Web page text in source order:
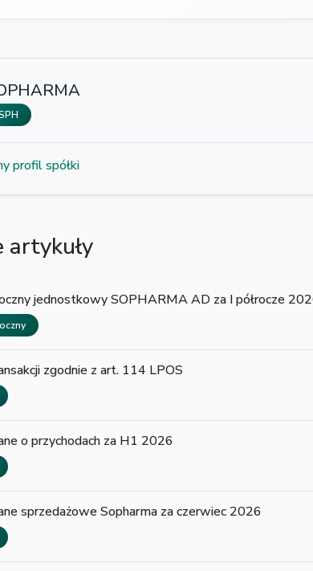
profil spółki
artykuły
jednostkowy SOPHARMA AD za I półrocze
zgodnie z art. 114 LPOS
o przychodach za H1 2026
sprzedażowe Sopharma za czerwiec 2026